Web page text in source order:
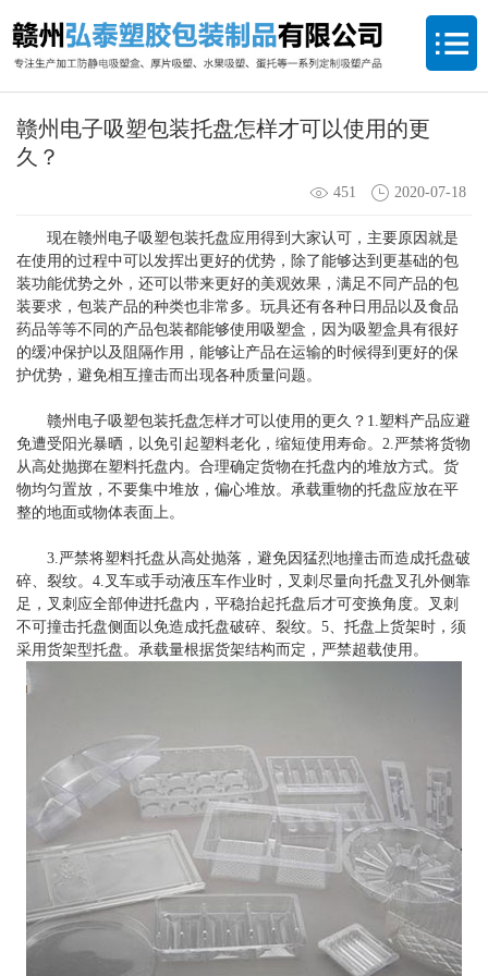
赣州电子吸塑包装托盘怎样才可以使用的更
久？
451 2020-07-18
现在赣州电子吸塑包装托盘应用得到大家认可，主要原因就是
在使用的过程中可以发挥出更好的优势，除了能够达到更基础的包
装功能优势之外，还可以带来更好的美观效果，满足不同产品的包
装要求，包装产品的种类也非常多。玩具还有各种日用品以及食品
药品等等不同的产品包装都能够使用吸塑盒，因为吸塑盒具有很好
的缓冲保护以及阻隔作用，能够让产品在运输的时候得到更好的保
护优势，避免相互撞击而出现各种质量问题。
赣州电子吸塑包装托盘怎样才可以使用的更久？1.塑料产品应避
免遭受阳光暴晒，以免引起塑料老化，缩短使用寿命。2.严禁将货物
从高处抛掷在塑料托盘内。合理确定货物在托盘内的堆放方式。货
物均匀置放，不要集中堆放，偏心堆放。承载重物的托盘应放在平
整的地面或物体表面上。
3.严禁将塑料托盘从高处抛落，避免因猛烈地撞击而造成托盘破
碎、裂纹。4.叉车或手动液压车作业时，叉刺尽量向托盘叉孔外侧靠
足，叉刺应全部伸进托盘内，平稳抬起托盘后才可变换角度。叉刺
不可撞击托盘侧面以免造成托盘破碎、裂纹。5、托盘上货架时，须
采用货架型托盘。承载量根据货架结构而定，严禁超载使用。